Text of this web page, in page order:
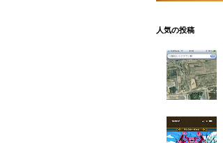
人気の投稿